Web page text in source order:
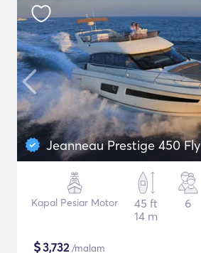
Jeanneau Prestige 450 Fly
Kapal Pesiar Motor
45 ft
14 m
6
$3,732/malam